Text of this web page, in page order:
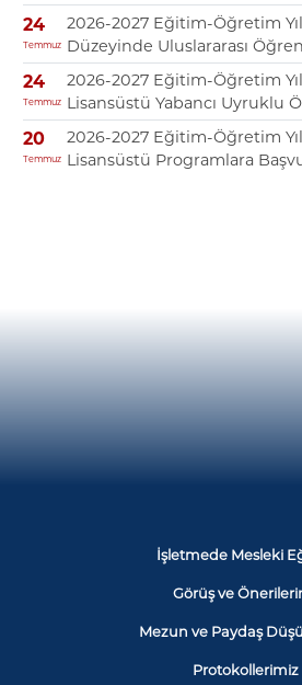
24
Temmuz
2026-2027 Eğitim-Öğretim
Düzeyinde Uluslararası
24
Temmuz
2026-2027 Eğitim-Öğretim Yılı
Lisansüstü Yabancı Uyruklu
20
Temmuz
2026-2027 Eğitim-Öğretim Yılı
Lisansüstü Programlara
İşletmede Mesleki
Görüş ve
Mezun ve Paydaş
Protokollerimiz